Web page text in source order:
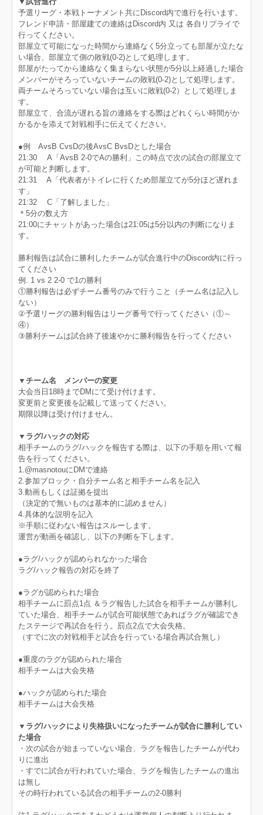
予選リーグ・本戦トーナメント共にDiscord内で進行を行います。
フレンド申請・部屋建ての連絡はDiscord内 又は 各自リプライで
行ってください。
部屋立て可能になった時間から連絡なく5分立っても部屋が立たな
い場合、部屋立て側の敗戦(0-2)として処理します。
部屋がたってから連絡なく集まらない状態が5分以上経過した場合
メンバーがそろっていないチームの敗戦(0-2)として処理します。
両チームそろっていない場合は互いに敗戦(0-2）として処理しま
す。
部屋立て、合流が遅れる旨の連絡をする際はどれくらい時間がか
かるかを添えて対戦相手に伝えてください。
●例 AvsB CvsDの後AvsC BvsDとした場合
21:30 A「AvsB 2-0でAの勝利」この時点で次の試合の部屋立て
が可能と判断します。
21:31 A「代表者がトイレに行くため部屋立てが5分ほど遅れま
す」
21:32 C「了解しました」
＊5分の数え方
21:00にチャットがあった場合は21:05は5分以内の判断になりま
す。
勝利報告は試合に勝利したチームが試合進行中のDiscord内に行っ
てください
例. 1 vs 2 2-0 で1の勝利
①勝利報告は必ずチーム番号のみで行うこと（チーム名は記入し
ない）
②予選リーグの勝利報告はリーグ番号で行ってください（①～
④）
③勝利チームは試合終了後速やかに勝利報告を行ってください
▼チーム名 メンバーの変更
大会当日18時までDMにて受け付けます。
変更前と変更後を記載して送ってください。
期限以降は受け付けません。
▼ラグ/ハックの対応
相手チームのラグ/ハックを報告する際は、以下の手順を用いて報
告を行ってください。
1.@masnotouにDMで連絡
2.参加ブロック・自分チーム名と相手チーム名を記入
3.動画もしくは証拠を提出
（決定的で無いものは基本的に認めません）
4.具体的な説明を記入
※手順に従わない報告はスルーします。
運営が動画を確認し、以下の判断を下します。
●ラグ/ハックが認められなかった場合
ラグ/ハック報告の対応を終了
●ラグが認められた場合
相手チームに罰点1点 ＆ラグ報告した試合を相手チームが勝利し
ていた場合、相手チームが試合可能状態であればラグが確認でき
たステージで再試合を行う。罰点2点で大会失格。
（すでに次の対戦相手と試合を行っている場合再試合無し）
●重度のラグが認められた場合
相手チームは大会失格
●ハックが認められた場合
相手チームは大会失格
▼ラグ/ハックにより失格扱いになったチームが試合に勝利してい
た場合
・次の試合が始まっていない場合、ラグを報告したチームが代わ
りに進出
・すでに試合が行われていた場合、ラグを報告したチームの進出
は無し
その時行われている試合の相手チームの2-0勝利